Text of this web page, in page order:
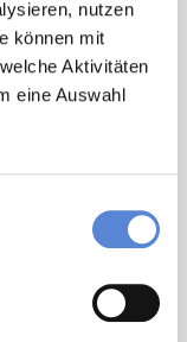
nutzen
können mit
Aktivitäten
eine Auswahl
über
meine
und
Im Übrigen
gelesen